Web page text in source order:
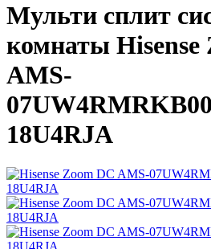
Мульти сплит
комнаты Hisense
AMS-
18U4RJA